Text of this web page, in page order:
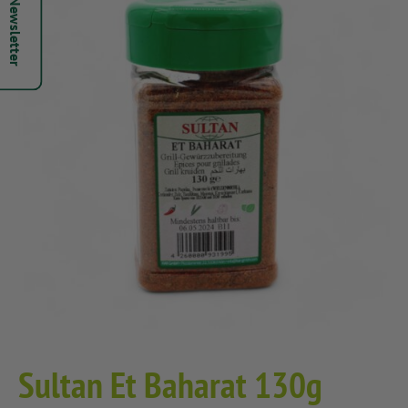
Sultan Et Baharat 130g